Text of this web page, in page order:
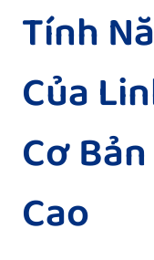
Tính
Của
Cơ
Cao